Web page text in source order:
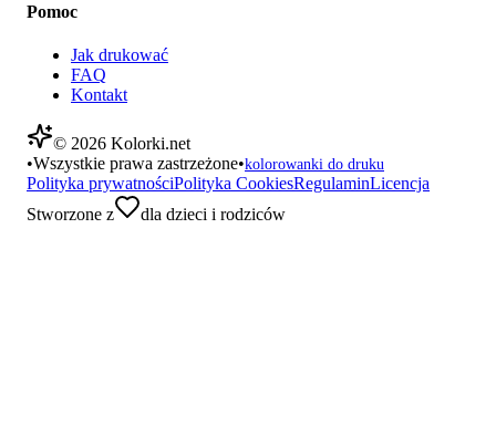
Pomoc
Jak drukować
FAQ
Kontakt
© 2026 Kolorki.net
•Wszystkie prawa zastrzeżone•kolorowanki do druku
Polityka prywatnościPolityka CookiesRegulaminLicencja
Stworzone z
dla dzieci i rodziców